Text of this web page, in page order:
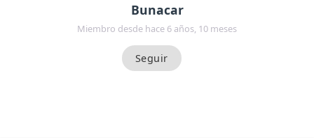
Bunacar
Miembro desde hace 6 años, 10 meses